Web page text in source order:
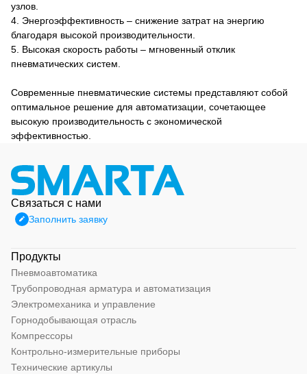
узлов.
4. Энергоэффективность – снижение затрат на энергию
благодаря высокой производительности.
5. Высокая скорость работы – мгновенный отклик
пневматических систем.
Современные пневматические системы представляют собой
оптимальное решение для автоматизации, сочетающее
высокую производительность с экономической
эффективностью.
Связаться с нами
Заполнить заявку
Продукты
Пневмоавтоматика
Трубопроводная арматура и автоматизация
Электромеханика и управление
Горнодобывающая отрасль
Компрессоры
Контрольно-измерительные приборы
Технические артикулы